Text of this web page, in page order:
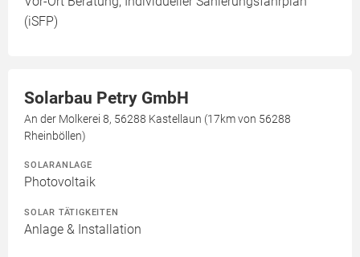
(iSFP)
Solarbau Petry GmbH
An der Molkerei 8, 56288 Kastellaun (17km von 56288
Rheinböllen)
SOLARANLAGE
Photovoltaik
SOLAR TÄTIGKEITEN
Anlage & Installation